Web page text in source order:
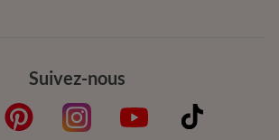
Suivez-nous